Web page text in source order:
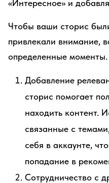
«Интересное» и
Чтобы ваши сторис
привлекали внимание,
определенные моменты.
Добавление
сторис помогает
находить контент.
связанные с
себя в аккаунте,
попадание в
Сотрудничество с